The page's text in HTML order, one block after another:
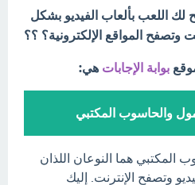
لك اللعب بألعاب الفيديو بشكل
وتصفح المواقع الإلكترونية؟ ؟؟
بوابة الإجابات هي:
والحاسوب المكتبي
المكتبي هما النوعان اللذان
وتصفح الإنترنت. إليك